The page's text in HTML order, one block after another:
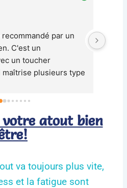
par un
C'est un
un toucher
plusieurs type
d'adapter son
vivement,
et revitalisent.
votre atout bien
va toujours plus vite,
et la fatigue sont